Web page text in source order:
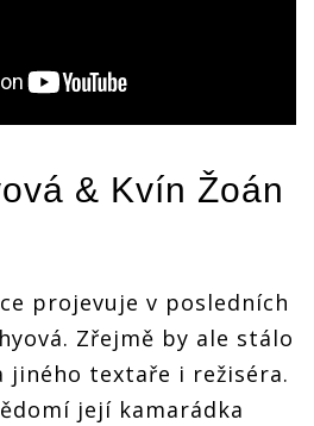
& Kvín Žoán
projevuje v posledních
Zřejmě by ale stálo
jiného textaře i režiséra.
její kamarádka